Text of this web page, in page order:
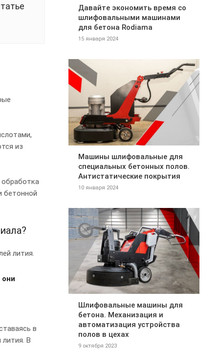
из
обработка
бетонной
лития.
в
В
Давайте экономить время со
шлифовальными машинами
для бетона Rodiama
15 января 2024
Машины шлифовальные для
специальных бетонных полов.
Антистатические покрытия
10 января 2024
Шлифовальные машины для
бетона. Механизация и
автоматизация устройства
полов в цехах
9 октября 2023